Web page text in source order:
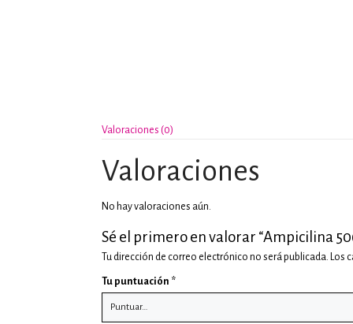
Valoraciones (0)
Valoraciones
No hay valoraciones aún.
Sé el primero en valorar “Ampicilina
Tu dirección de correo electrónico no será publicada. Los
Tu puntuación *